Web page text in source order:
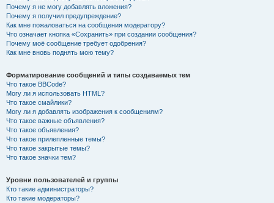
Почему я не могу добавлять вложения?
Почему я получил предупреждение?
Как мне пожаловаться на сообщения модератору?
Что означает кнопка «Сохранить» при создании сообщения?
Почему моё сообщение требует одобрения?
Как мне вновь поднять мою тему?
Форматирование сообщений и типы создаваемых тем
Что такое BBCode?
Могу ли я использовать HTML?
Что такое смайлики?
Могу ли я добавлять изображения к сообщениям?
Что такое важные объявления?
Что такое объявления?
Что такое прилепленные темы?
Что такое закрытые темы?
Что такое значки тем?
Уровни пользователей и группы
Кто такие администраторы?
Кто такие модераторы?